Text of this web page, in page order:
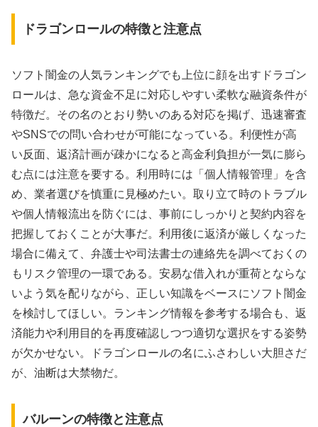
ドラゴンロールの特徴と注意点
ソフト闇金の人気ランキングでも上位に顔を出すドラゴン
ロールは、急な資金不足に対応しやすい柔軟な融資条件が
特徴だ。その名のとおり勢いのある対応を掲げ、迅速審査
やSNSでの問い合わせが可能になっている。利便性が高
い反面、返済計画が疎かになると高金利負担が一気に膨ら
む点には注意を要する。利用時には「個人情報管理」を含
め、業者選びを慎重に見極めたい。取り立て時のトラブル
や個人情報流出を防ぐには、事前にしっかりと契約内容を
把握しておくことが大事だ。利用後に返済が厳しくなった
場合に備えて、弁護士や司法書士の連絡先を調べておくの
もリスク管理の一環である。安易な借入れが重荷とならな
いよう気を配りながら、正しい知識をベースにソフト闇金
を検討してほしい。ランキング情報を参考する場合も、返
済能力や利用目的を再度確認しつつ適切な選択をする姿勢
が欠かせない。ドラゴンロールの名にふさわしい大胆さだ
が、油断は大禁物だ。
バルーンの特徴と注意点